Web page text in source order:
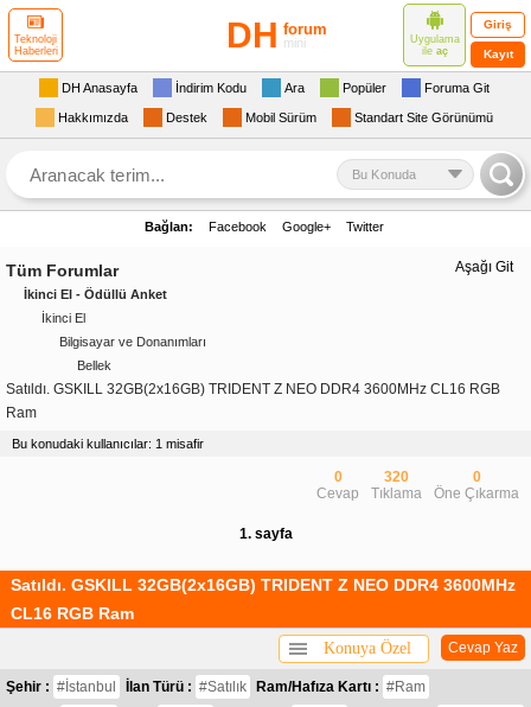
Teknoloji
Haberleri
DH forum
mini
Uygulama
ile aç
Giriş
Kayıt
DH Anasayfa İndirim Kodu Ara Popüler Foruma Git
Hakkımızda Destek Mobil Sürüm Standart Site Görünümü
Bu Konuda
Bağlan: Facebook Google+ Twitter
Aşağı Git
Tüm Forumlar
İkinci El - Ödüllü Anket
İkinci El
Bilgisayar ve Donanımları
Bellek
Satıldı. GSKILL 32GB(2x16GB) TRIDENT Z NEO DDR4 3600MHz CL16 RGB
Ram
Bu konudaki kullanıcılar: 1 misafir
0
Cevap
320
Tıklama
0
Öne Çıkarma
1. sayfa
Satıldı. GSKILL 32GB(2x16GB) TRIDENT Z NEO DDR4 3600MHz
CL16 RGB Ram
Cevap Yaz
Konuya Özel
Şehir : #İstanbul İlan Türü : #Satılık Ram/Hafıza Kartı : #Ram